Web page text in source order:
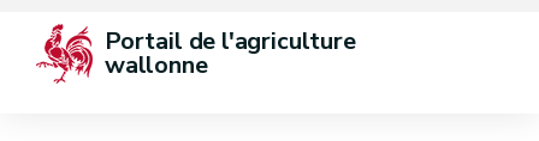
Portail de l'agriculture
wallonne